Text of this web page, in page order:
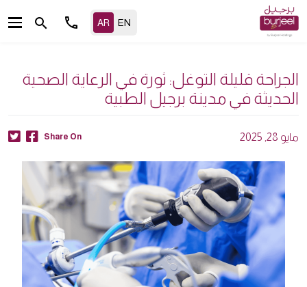
call
search
الجراحة قليلة التوغل: ثورة في الرعاية الصحية
الحديثة في مدينة برجيل الطبية
مايو 28, 2025 Share On